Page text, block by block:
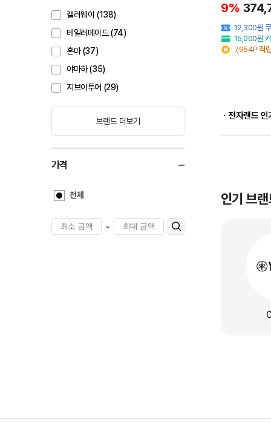
캘러웨이 (138)
테일러메이드 (74)
혼마 (37)
야마하 (35)
지브이투어 (29)
브랜드 더보기
가격
전체
~
9%
12,300원
15,000원
7,954P 적립
ㆍ전자랜드 인
인기 브